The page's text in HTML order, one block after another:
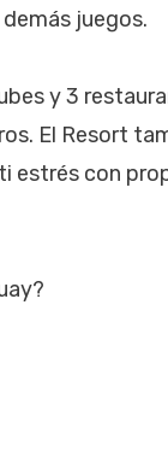
juegos.
y 3
El Resort
estrés con